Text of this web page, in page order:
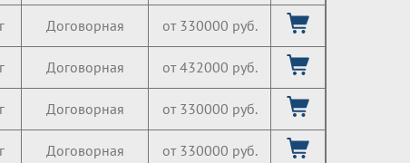
Договорная от 330000 руб.
Договорная от 432000 руб.
Договорная от 330000 руб.
Договорная от 330000 руб.